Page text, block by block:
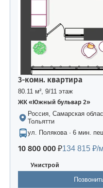
3-комн. квартира
80.11 м², 9/11 этаж
ЖК «Южный бульвар 2»
Россия, Самарская
Тольятти
ул. Полякова · 6 мин.
10 800 000 ₽134 815 ₽/
Унистрой